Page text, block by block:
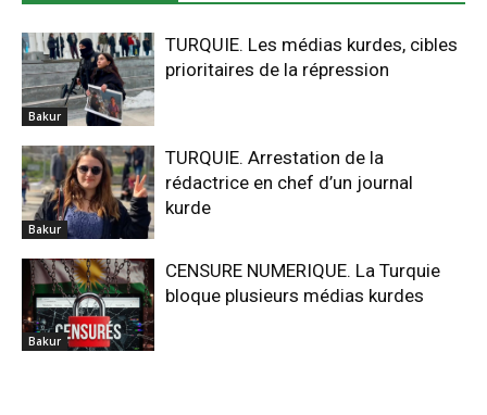
Bakur
TURQUIE. Les médias kurdes, cibles
prioritaires de la répression
Bakur
TURQUIE. Arrestation de la
rédactrice en chef d’un journal
kurde
Bakur
CENSURE NUMERIQUE. La Turquie
bloque plusieurs médias kurdes